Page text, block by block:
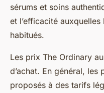
sérums et soins
et l’efficacité
habitués.
Les prix The Ordinary
d’achat. En général, les
proposés à des tarifs